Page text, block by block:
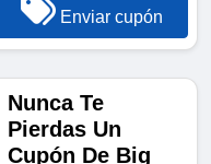
Enviar cupón
Nunca Te
Pierdas Un
Cupón De Big